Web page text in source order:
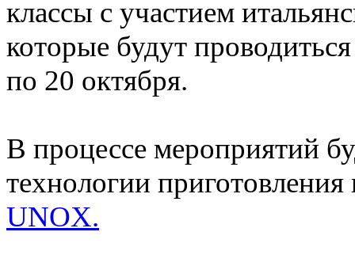
классы с участием
которые будут
по 20 октября.
В процессе мероприятий
технологии
UNOX.